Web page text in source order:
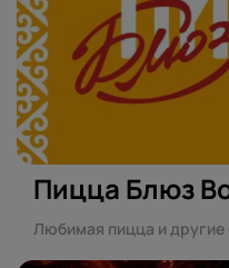
Пицца Блюз
Любимая пицца и